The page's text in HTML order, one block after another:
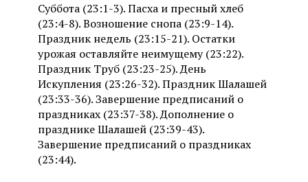
Суббота (23:1-3). Пасха и пресный хлеб
(23:4-8). Возношение снопа (23:9-14).
Праздник недель (23:15-21). Остатки
урожая оставляйте неимущему (23:22).
Праздник Труб (23:23-25). День
Искупления (23:26-32). Праздник Шалашей
(23:33-36). Завершение предписаний о
праздниках (23:37-38). Дополнение о
празднике Шалашей (23:39-43).
Завершение предписаний о праздниках
(23:44).